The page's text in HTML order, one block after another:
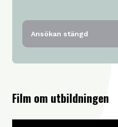
Ansökan stängd
Film om utbildningen